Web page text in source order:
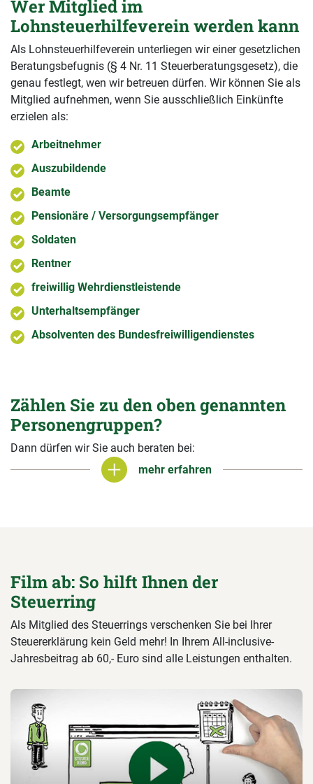
Wer Mitglied im
Lohnsteuerhilfeverein werden kann
Als Lohnsteuerhilfeverein unterliegen wir einer gesetzlichen
Beratungsbefugnis (§ 4 Nr. 11 Steuerberatungsgesetz), die
genau festlegt, wen wir betreuen dürfen. Wir können Sie als
Mitglied aufnehmen, wenn Sie ausschließlich Einkünfte
erzielen als:
Arbeitnehmer
Auszubildende
Beamte
Pensionäre / Versorgungsempfänger
Soldaten
Rentner
freiwillig Wehrdienstleistende
Unterhaltsempfänger
Absolventen des Bundesfreiwilligendienstes
Zählen Sie zu den oben genannten
Personengruppen?
Dann dürfen wir Sie auch beraten bei:
mehr erfahren
mehr erfahren
Film ab: So hilft Ihnen der
Steuerring
Als Mitglied des Steuerrings verschenken Sie bei Ihrer
Steuererklärung kein Geld mehr! In Ihrem All-inclusive-
Jahresbeitrag ab 60,- Euro sind alle Leistungen enthalten.